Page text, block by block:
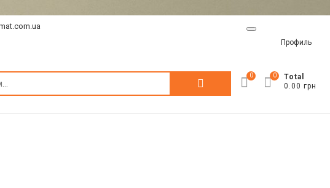
Профиль
Искать: 0
Total
0.00 грн
0